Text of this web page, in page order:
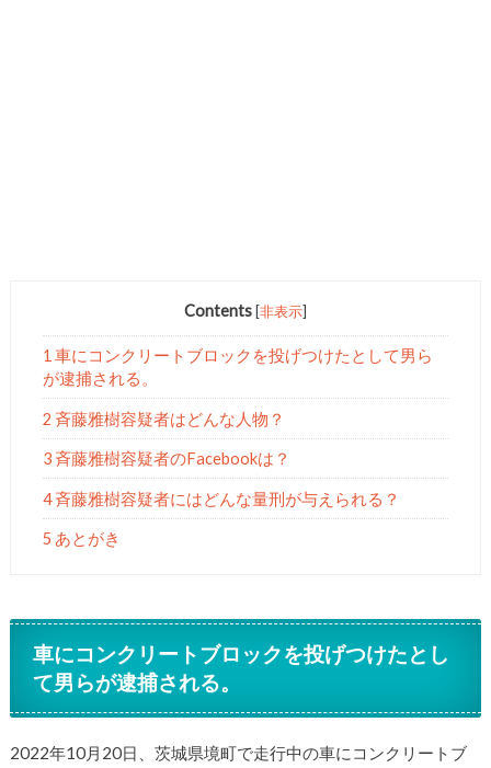
Contents[非表示]
1 車にコンクリートブロックを投げつけたとして男ら
が逮捕される。
2 斉藤雅樹容疑者はどんな人物？
3 斉藤雅樹容疑者のFacebookは？
4 斉藤雅樹容疑者にはどんな量刑が与えられる？
5 あとがき
車にコンクリートブロックを投げつけたとし
て男らが逮捕される。
2022年10月20日、茨城県境町で走行中の車にコンクリートブ